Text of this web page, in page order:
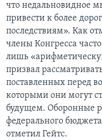
что недальновидное
привести к более
последствиям». Как
члены Конгресса
лишь
призвал
поставленных перед
которыми они могут
будущем. Оборонные
федерального
отметил Гейтс.